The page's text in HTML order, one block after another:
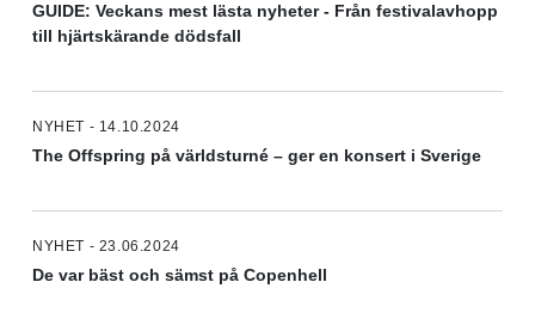
GUIDE: Veckans mest lästa nyheter - Från festivalavhopp
till hjärtskärande dödsfall
NYHET - 14.10.2024
The Offspring på världsturné – ger en konsert i Sverige
NYHET - 23.06.2024
De var bäst och sämst på Copenhell